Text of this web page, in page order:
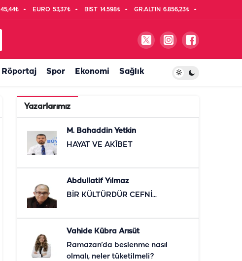
45,44₺ EURO 53,37₺ BIST 14.598₺ GR.ALTIN 6.856,23₺
Röportaj Spor Ekonomi Sağlık
Yazarlarımız
M. Bahaddin Yetkin
HAYAT VE AKÎBET
Abdullatif Yılmaz
BİR KÜLTÜRDÜR CEFNİ...
Vahide Kübra Arısüt
Ramazan’da beslenme nasıl
olmalı, neler tüketilmeli?